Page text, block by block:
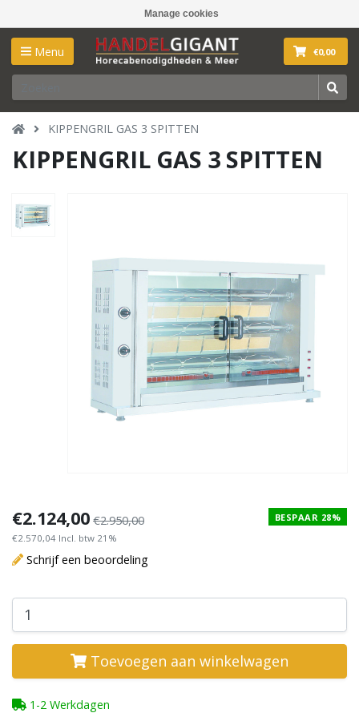
Manage cookies
Menu €0,00
KIPPENGRIL GAS 3 SPITTEN
KIPPENGRIL GAS 3 SPITTEN
€2.124,00 €2.950,00
€2.570,04 Incl. btw 21%
BESPAAR 28%
Schrijf een beoordeling
Toevoegen aan winkelwagen
1-2 Werkdagen